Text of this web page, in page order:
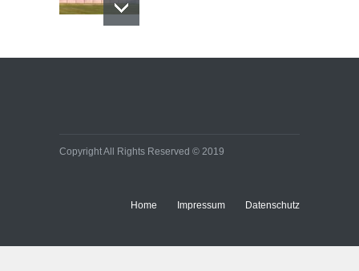
Copyright All Rights Reserved © 2019
Home Impressum Datenschutz